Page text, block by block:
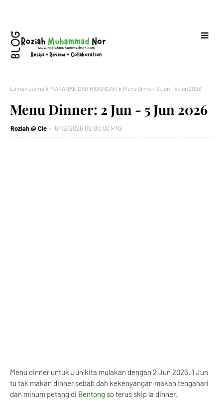
Laman utama MAKANAN DAN HIDANGAN Menu Dinner: 2 Jun - 5 Jun 2026
Menu Dinner: 2 Jun - 5 Jun 2026
Roziah @ Cie 6/12/2026 06:00:00 PTG
Menu dinner untuk Jun kita mulakan dengan 2 Jun 2026. 1 Jun
tu tak makan dinner sebab dah kekenyangan makan tengahari
dan minum petang di Bentong so terus skip la dinner.